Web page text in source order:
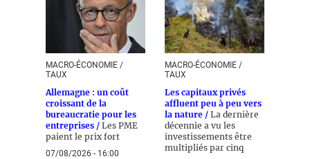
MACRO-ÉCONOMIE /
TAUX
Allemagne : un coût
croissant de la
bureaucratie pour les
entreprises / Les PME
paient le prix fort
07/08/2026 - 16:00
MACRO-ÉCONOMIE /
TAUX
Les capitaux privés
affluent peu à peu vers
la nature / La dernière
décennie a vu les
investissements être
multipliés par cinq